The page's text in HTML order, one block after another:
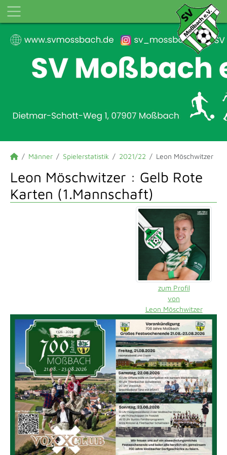
Männer Spielerstatistik 2021/22 Leon Möschwitzer
Leon Möschwitzer : Gelb Rote
Karten (1.Mannschaft)
zum Profil
von
Leon Möschwitzer